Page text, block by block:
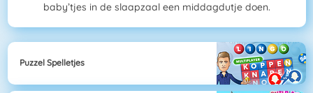
baby’tjes in de slaapzaal een middagdutje doen.
Puzzel Spelletjes